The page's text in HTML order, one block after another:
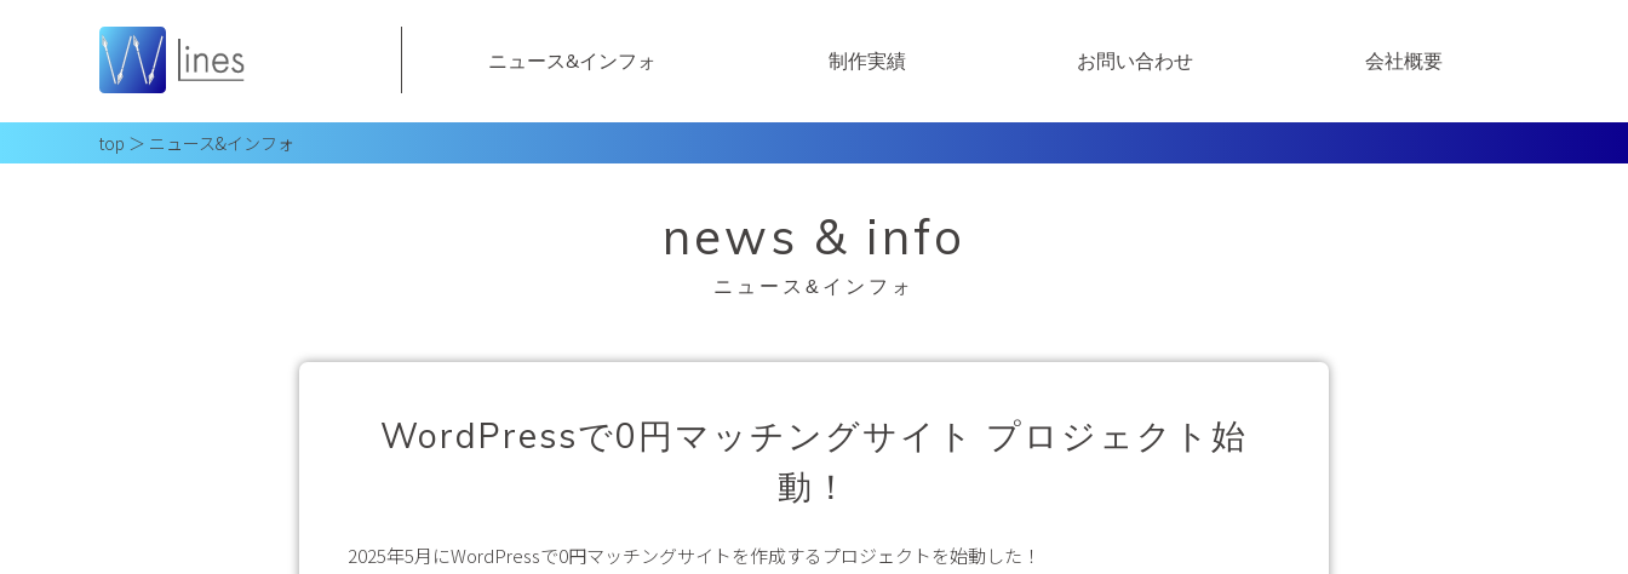
ニュース&インフォ 制作実績 お問い合わせ 会社概要
top ＞ ニュース&インフォ
news & info
ニュース&インフォ
WordPressで0円マッチングサイト プロジェクト始
動！
2025年5月にWordPressで0円マッチングサイトを作成するプロジェクトを始動した！